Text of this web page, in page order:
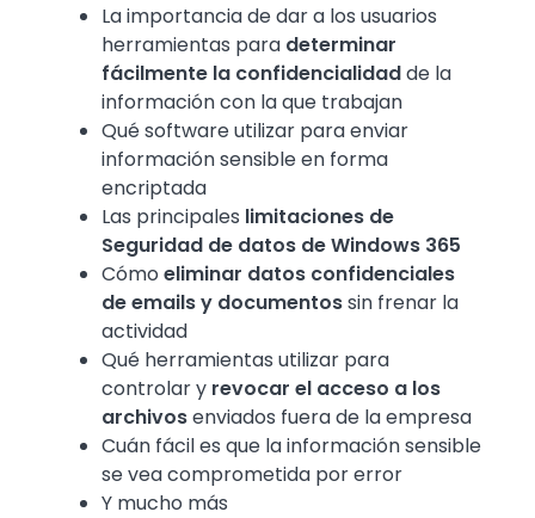
La importancia de dar a los usuarios
herramientas para determinar
fácilmente la confidencialidadde la
información con la que trabajan
Qué software utilizar para enviar
información sensible en forma
encriptada
Las principales limitaciones de
Seguridad de datos de Windows 365
Cómo eliminar datos confidenciales
de emails y documentossin frenar la
actividad
Qué herramientas utilizar para
controlar y revocar el acceso a los
archivosenviados fuera de la empresa
Cuán fácil es que la información sensible
se vea comprometida por error
Y mucho más